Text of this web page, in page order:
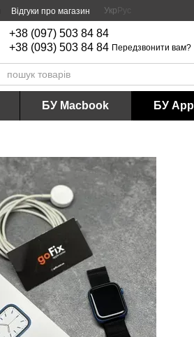
Відгуки про магазин Укр Рус
+38 (097) 503 84 84
+38 (093) 503 84 84 Передзвонити вам?
БУ Macbook БУ